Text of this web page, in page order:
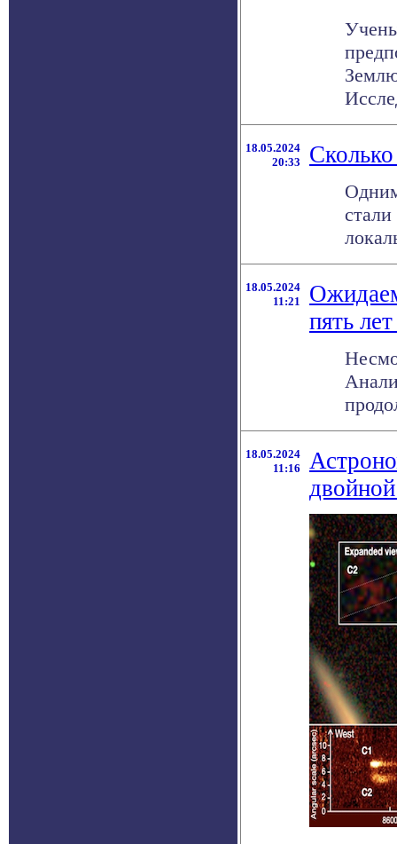
18.05.2024
20:33
18.05.2024
11:21
пять
18.05.2024
11:16